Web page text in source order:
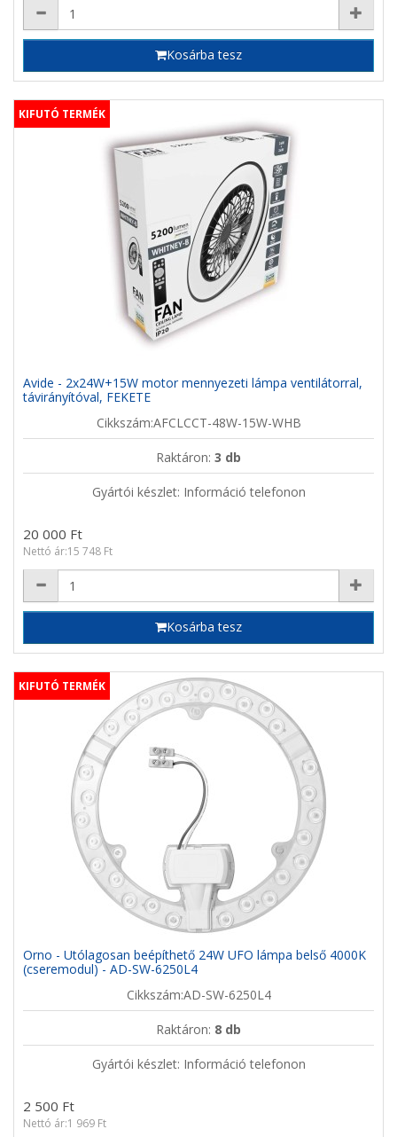
Kosárba tesz
KIFUTÓ TERMÉK
Avide - 2x24W+15W motor mennyezeti lámpa ventilátorral,
távirányítóval, FEKETE
Cikkszám:AFCLCCT-48W-15W-WHB
Raktáron: 3 db
Gyártói készlet: Információ telefonon
20 000 Ft
Nettó ár:15 748 Ft
Kosárba tesz
KIFUTÓ TERMÉK
Orno - Utólagosan beépíthető 24W UFO lámpa belső 4000K
(cseremodul) - AD-SW-6250L4
Cikkszám:AD-SW-6250L4
Raktáron: 8 db
Gyártói készlet: Információ telefonon
2 500 Ft
Nettó ár:1 969 Ft